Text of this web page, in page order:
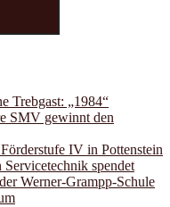
Trebgast: „1984“
SMV gewinnt den
IV in Pottenstein
spendet
Werner-Grampp-Schule